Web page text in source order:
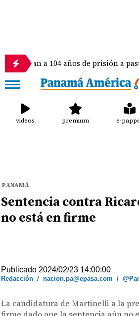
a 104 años de prisión a pastor por
videos premium e-
PANAMÁ
Sentencia contra
no está en firme
Publicado 2024/02/23 14:00:00
Redacción /nacion.pa@epasa.com /
La candidatura de Martinelli a la